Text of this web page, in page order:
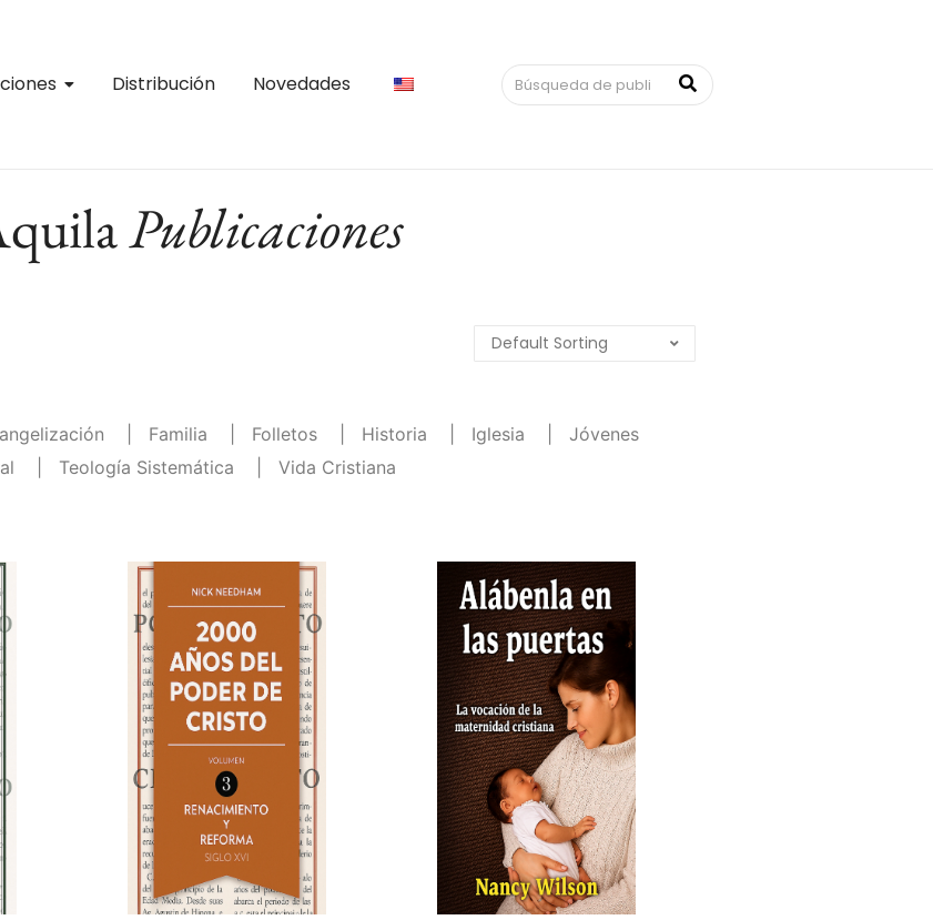
Distribución Novedades
Publicaciones
Familia Folletos Historia Iglesia
Jóvenes
Teología Sistemática Vida Cristiana